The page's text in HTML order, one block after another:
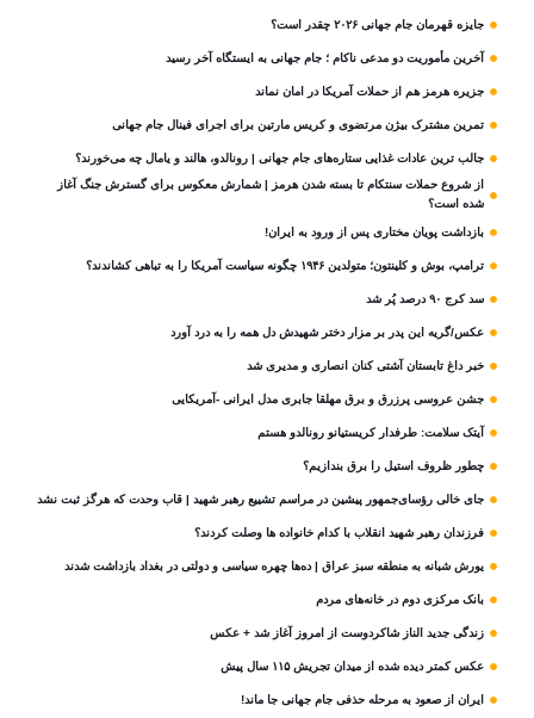
جایزه قهرمان جام جهانی ۲۰۲۶ چقدر است؟
آخرین مأموریت دو مدعی ناکام ؛ جام جهانی به ایستگاه آخر رسید
جزیره هرمز هم از حملات آمریکا در امان نماند
تمرین مشترک بیژن مرتضوی و کریس مارتین برای اجرای فینال جام جهانی
جالب ترین عادات غذایی ستاره‌های جام جهانی | رونالدو، هالند و یامال چه می‌خورند؟
از شروع حملات سنتکام تا بسته شدن هرمز | شمارش معکوس برای گسترش جنگ آغاز
شده است؟
بازداشت پویان مختاری پس از ورود به ایران!
ترامپ، بوش و کلینتون؛ متولدین ۱۹۴۶ چگونه سیاست آمریکا را به تباهی کشاندند؟
سد کرج ۹۰ درصد پُر شد
عکس/گریه این پدر بر مزار دختر شهیدش دل همه را به درد آورد
خبر داغ تابستان آشتی کنان انصاری و مدیری شد
جشن عروسی پرزرق و برق مهلقا جابری مدل ایرانی -آمریکایی
آیتک سلامت: طرفدار کریستیانو رونالدو هستم
چطور ظروف استیل را برق بندازیم؟
جای خالی رؤسای‌جمهور پیشین در مراسم تشییع رهبر شهید | قاب وحدت که هرگز ثبت نشد
فرزندان رهبر شهید انقلاب با کدام خانواده ها وصلت کردند؟
یورش شبانه به منطقه سبز عراق | ده‌ها چهره سیاسی و دولتی در بغداد بازداشت شدند
بانک مرکزی دوم در خانه‌های مردم
زندگی جدید الناز شاکردوست از امروز آغاز شد + عکس
عکس کمتر دیده شده از میدان تجریش ۱۱۵ سال پیش
ایران از صعود به مرحله حذفی جام جهانی جا ماند!